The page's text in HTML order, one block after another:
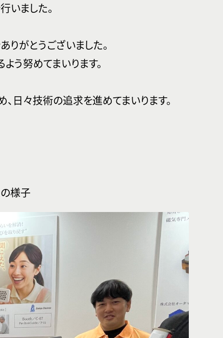
ました。
がとうございました。
う努めてまいります。
日々技術の追求を進めてまいります。
様子